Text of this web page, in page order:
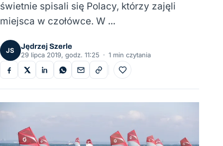
świetnie spisali się Polacy, którzy zajęli
miejsca w czołówce. W …
JS
Jędrzej Szerle
29 lipca 2019, godz. 11:25 · 1 min czytania
Do ulubionych